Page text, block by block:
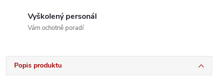
Vyškolený personál
Vám ochotně poradí
Popis produktu